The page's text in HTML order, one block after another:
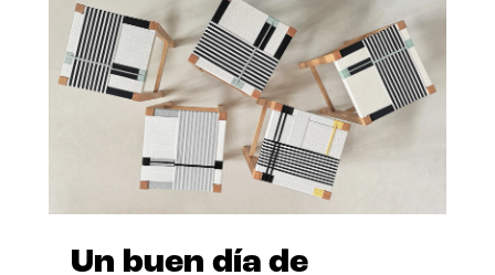
Un buen día de